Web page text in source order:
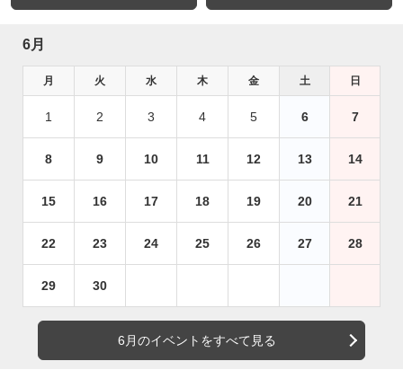
6月
月 火 水 木 金 土 日
1 2 3 4 5 6 7
8 9 10 11 12 13 14
15 16 17 18 19 20 21
22 23 24 25 26 27 28
29 30
6月のイベントをすべて見る